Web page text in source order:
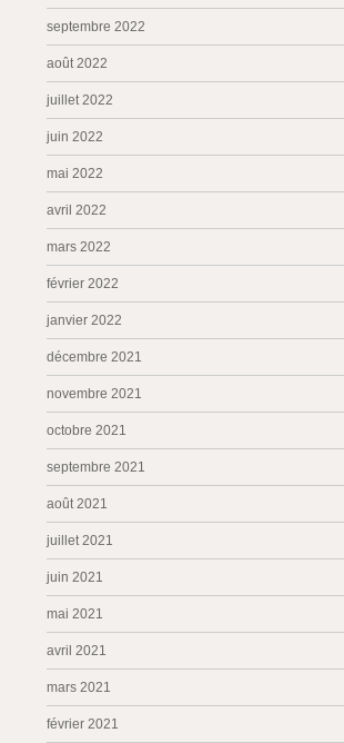
septembre 2022
août 2022
juillet 2022
juin 2022
mai 2022
avril 2022
mars 2022
février 2022
janvier 2022
décembre 2021
novembre 2021
octobre 2021
septembre 2021
août 2021
juillet 2021
juin 2021
mai 2021
avril 2021
mars 2021
février 2021